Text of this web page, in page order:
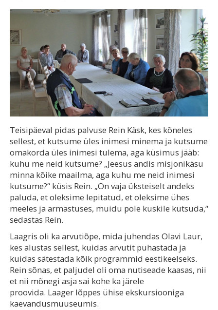
Teisipäeval pidas palvuse Rein Käsk, kes kõneles
sellest, et kutsume üles inimesi minema ja kutsume
omakorda üles inimesi tulema, aga küsimus jääb:
kuhu me neid kutsume? „Jeesus andis misjonikäsu
minna kõike maailma, aga kuhu me neid inimesi
kutsume?“ küsis Rein. „On vaja üksteiselt andeks
paluda, et oleksime lepitatud, et oleksime ühes
meeles ja armastuses, muidu pole kuskile kutsuda,“
sedastas Rein.
Laagris oli ka arvutiõpe, mida juhendas Olavi Laur,
kes alustas sellest, kuidas arvutit puhastada ja
kuidas sätestada kõik programmid eestikeelseks.
Rein sõnas, et paljudel oli oma nutiseade kaasas, nii
et nii mõnegi asja sai kohe ka järele
proovida. Laager lõppes ühise ekskursiooniga
kaevandusmuuseumis.